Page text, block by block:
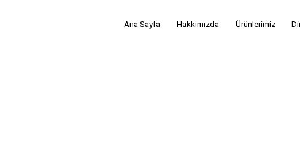
Ana Sayfa Hakkımızda Ürünlerimiz